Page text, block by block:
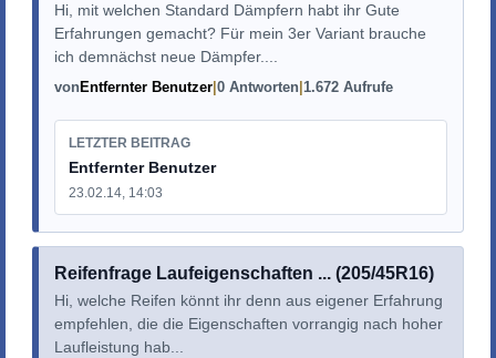
Hi, mit welchen Standard Dämpfern habt ihr Gute
Erfahrungen gemacht? Für mein 3er Variant brauche
ich demnächst neue Dämpfer....
vonEntfernter Benutzer 0 Antworten 1.672 Aufrufe
LETZTER BEITRAG
Entfernter Benutzer
23.02.14, 14:03
Reifenfrage Laufeigenschaften ... (205/45R16)
Hi, welche Reifen könnt ihr denn aus eigener Erfahrung
empfehlen, die die Eigenschaften vorrangig nach hoher
Laufleistung hab...